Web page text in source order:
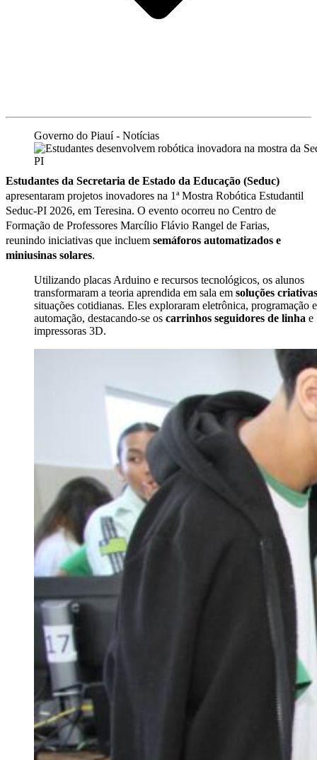
Governo do Piauí - Notícias
Estudantes da Secretaria de Estado da Educação (Seduc)
apresentaram projetos inovadores na 1ª Mostra Robótica Estudantil
Seduc-PI 2026, em Teresina. O evento ocorreu no Centro de
Formação de Professores Marcílio Flávio Rangel de Farias,
reunindo iniciativas que incluem semáforos automatizados e
miniusinas solares.
Utilizando placas Arduino e recursos tecnológicos, os alunos
transformaram a teoria aprendida em sala em soluções criativas
situações cotidianas. Eles exploraram eletrônica, programação e
automação, destacando-se os carrinhos seguidores de linha e
impressoras 3D.